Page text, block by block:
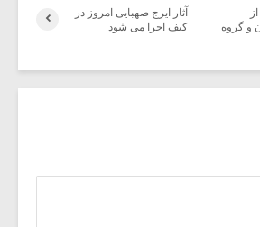
آثار ایرج صهبایی امروز در
کیف اجرا می شود
و گروه